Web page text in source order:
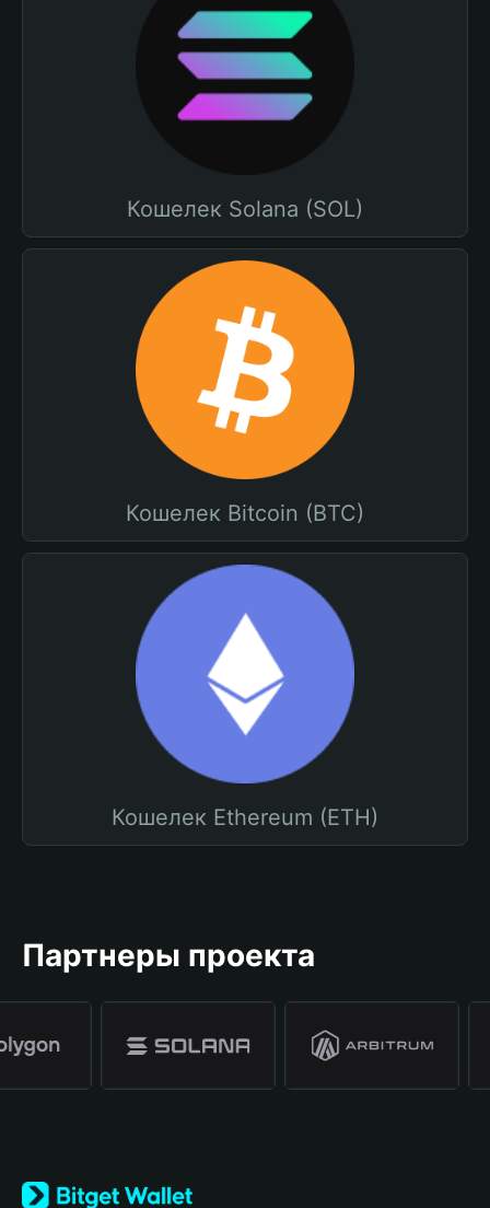
Кошелек Solana (SOL)
Кошелек Bitcoin (BTC)
Кошелек Ethereum (ETH)
Партнеры проекта